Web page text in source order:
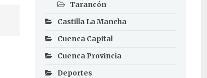
Tarancón
Castilla La Mancha
Cuenca Capital
Cuenca Provincia
Deportes